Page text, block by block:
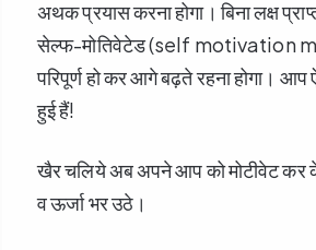
अथक प्रयास करना होगा। बिना लक्ष
सेल्फ-मोतिवेटेड (self motivation
परिपूर्ण हो कर आगे बढ़ते रहना होगा।
हुई हैं!
खैर चलिये अब अपने आप को मोटीवेट कर
व ऊर्जा भर उठे।